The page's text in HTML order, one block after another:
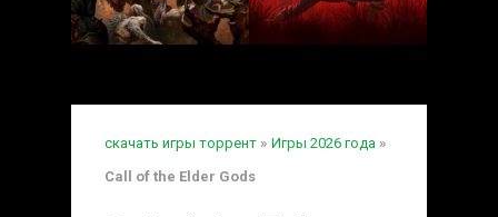
скачать игры торрент » Игры 2026 года »
Call of the Elder Gods